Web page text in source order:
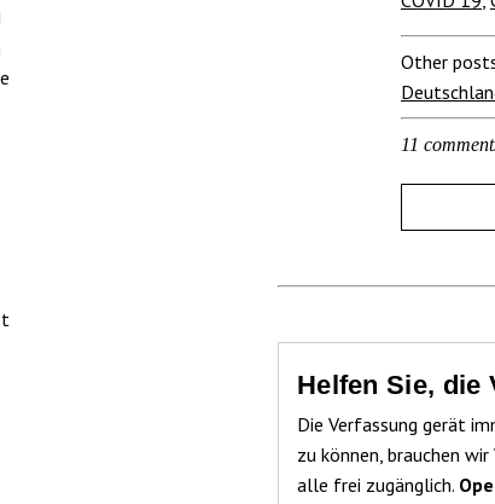
Other
11
Helfen Sie, die
Die Verfassung gerät
zu können, brauchen wir
alle frei zugänglich.